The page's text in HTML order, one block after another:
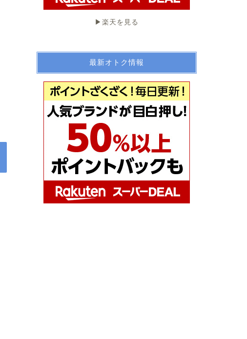
▶︎楽天を見る
最新オトク情報